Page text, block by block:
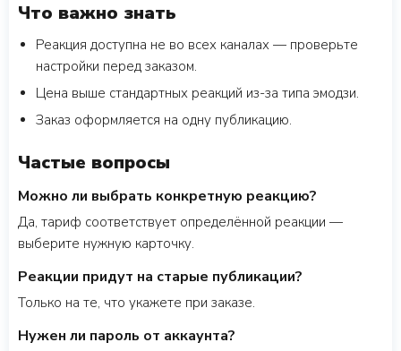
Что важно знать
Реакция доступна не во всех каналах — проверьте
настройки перед заказом.
Цена выше стандартных реакций из-за типа эмодзи.
Заказ оформляется на одну публикацию.
Частые вопросы
Можно ли выбрать конкретную реакцию?
Да, тариф соответствует определённой реакции —
выберите нужную карточку.
Реакции придут на старые публикации?
Только на те, что укажете при заказе.
Нужен ли пароль от аккаунта?